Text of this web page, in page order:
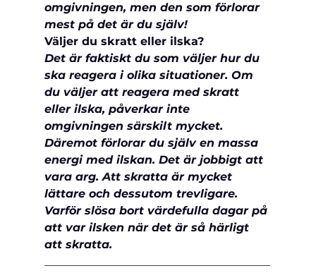
omgivningen, men den som förlorar
mest på det är du själv!
Väljer du skratt eller ilska?
Det är faktiskt du som väljer hur du
ska reagera i olika situationer. Om
du väljer att reagera med skratt
eller ilska, påverkar inte
omgivningen särskilt mycket.
Däremot förlorar du själv en massa
energi med ilskan. Det är jobbigt att
vara arg. Att skratta är mycket
lättare och dessutom trevligare.
Varför slösa bort värdefulla dagar på
att var ilsken när det är så härligt
att skratta.